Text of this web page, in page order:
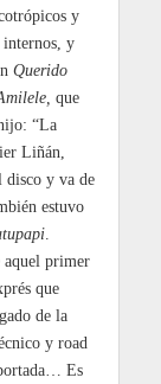
y
internos, y
Querido
que
“La
Liñán,
disco y va de
estuvo
.
aquel primer
que
de la
y road
Es